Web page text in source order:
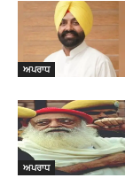
ਅਪਰਾਧ
ਅਪਰਾਧ